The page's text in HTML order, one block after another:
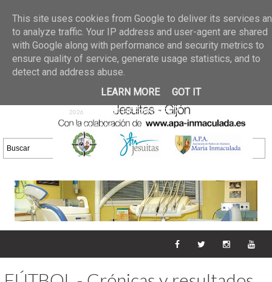
02 jun 2026
GALERIA DE FOTOS
30/05/2026
25 may 2026
GALERIA
DE FOTOS 23/05/2026
20 may
2026
GALERIA DE FOTOS
16/05/2026
DE FOTOS 09/05/2026
28 abr
2026
GALERIA DE FOTOS 25 Y
26/04/2026
This site uses cookies from Google to deliver its services
to analyze traffic. Your IP address and user-agent are shared
with Google along with performance and security metrics to
ensure quality of service, generate usage statistics, and to
detect and address abuse.
LEARN MORE
GOT IT